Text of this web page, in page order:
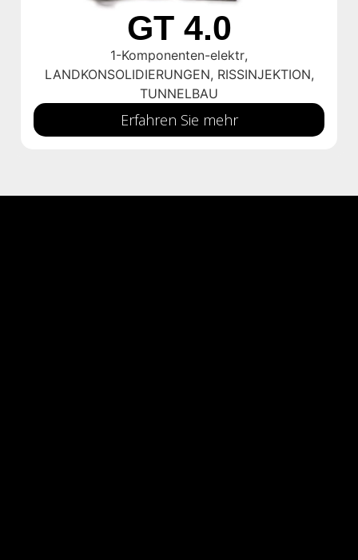
GT 4.0
1-Komponenten-elektr,
LANDKONSOLIDIERUNGEN, RISSINJEKTION,
TUNNELBAU
Erfahren Sie mehr